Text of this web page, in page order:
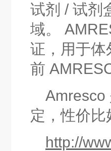
试剂 / 试剂
域。
证，用于
前
Amresco
定，性价
http://